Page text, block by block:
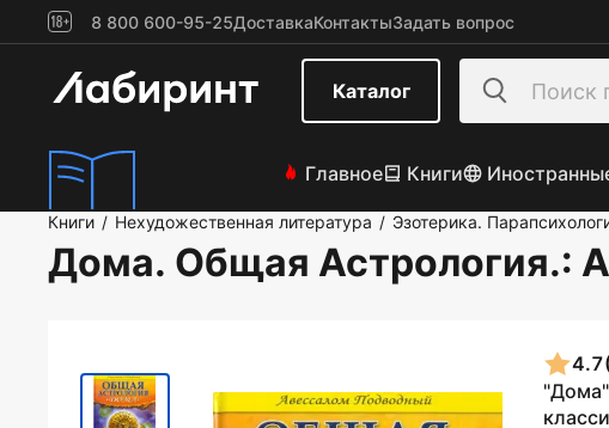
8 800 600-95-25ДоставкаКонтактыЗадать вопрос
Каталог
Главное Книги
Книги / Нехудожественная литература / Эзотерика.
Дома. Общая Астрология.:
4.7
"Дома"